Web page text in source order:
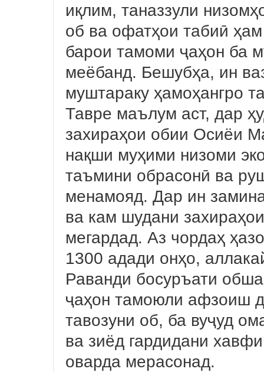
иқлим, таназзули
об ва офатҳои табиӣ
барои тамоми ҷаҳон ба
меёбанд. Бешубҳа, ин
муштараку ҳамоҳангро
Тавре маълум аст, дар
захираҳои обии Осиёи
нақши муҳими низоми
таъмини обрасонӣ ва
менамояд. Дар ин
ва кам шудани
мегардад. Аз чордаҳ
1300 адади онҳо,
Раванди босуръати
ҷаҳон тамоюли афзоиш
тавозуни об, ба вуҷуд
ва зиёд гардидани
оварда мерасонад.